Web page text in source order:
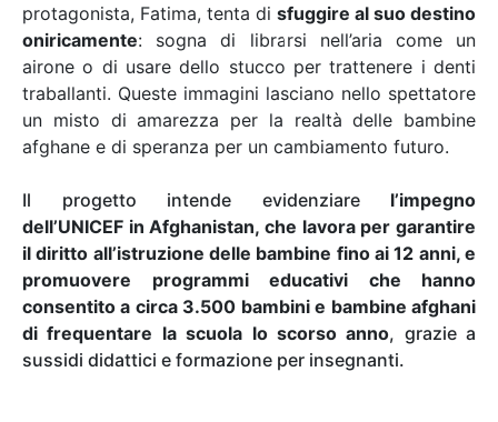
protagonista, Fatima, tenta di sfuggire al suo destino
oniricamente: sogna di librarsi nell’aria come un
airone o di usare dello stucco per trattenere i denti
traballanti. Queste immagini lasciano nello spettatore
un misto di amarezza per la realtà delle bambine
afghane e di speranza per un cambiamento futuro.
Il progetto intende evidenziare l’impegno
dell’UNICEF in Afghanistan, che lavora per garantire
il diritto all’istruzione delle bambine fino ai 12 anni, e
promuovere programmi educativi che hanno
consentito a circa 3.500 bambini e bambine afghani
di frequentare la scuola lo scorso anno, grazie a
sussidi didattici e formazione per insegnanti.